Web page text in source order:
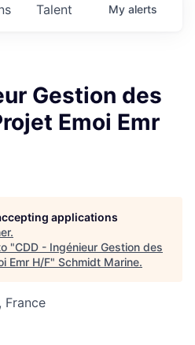
Talent My alerts
Gestion des
Emoi Emr
applications
.
"CDD - Ingénieur Gestion des
Emr H/F" Schmidt Marine.
France